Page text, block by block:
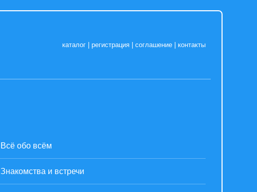
каталог |регистрация |соглашение |контакты
Всё обо всём
Знакомства и встречи